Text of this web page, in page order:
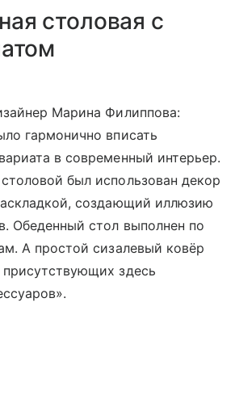
столовая с
Марина Филиппова:
гармонично вписать
в современный интерьер.
был использован декор
создающий иллюзию
Обеденный стол выполнен по
А простой сизалевый ковёр
здесь